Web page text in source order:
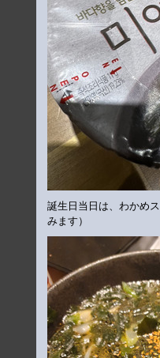
誕生日当日は、わかめ
みます）